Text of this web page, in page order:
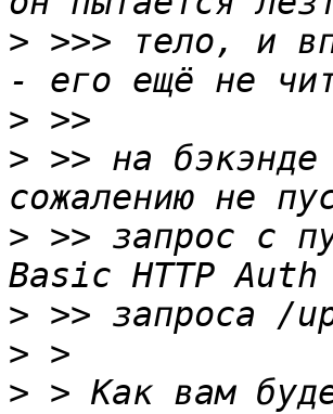
> >>> тело, и
>
> >> на
> >> запрос с
>
>
> > Как вам